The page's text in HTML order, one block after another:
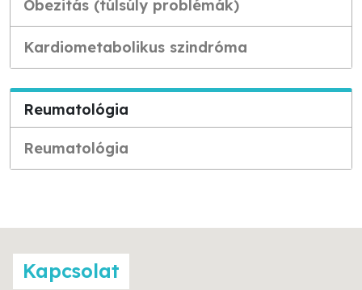
Obezitás (túlsúly problémák)
Kardiometabolikus szindróma
Reumatológia
Reumatológia
Kapcsolat